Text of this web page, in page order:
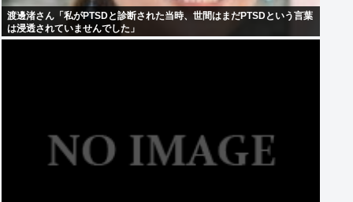
渡邊渚さん「私がPTSDと診断された当時、世間はまだPTSDという言葉
は浸透されていませんでした」